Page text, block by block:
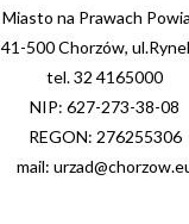
Miasto na Prawach
41-500 Chorzów,
tel. 32 4165000
NIP: 627-273-38-08
REGON: 276255306
mail: